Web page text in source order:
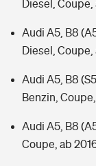
Diesel, Coupe,
Audi A5, B8
Diesel, Coupe,
Audi A5, B8
Benzin,
Audi A5, B8
Coupe, ab